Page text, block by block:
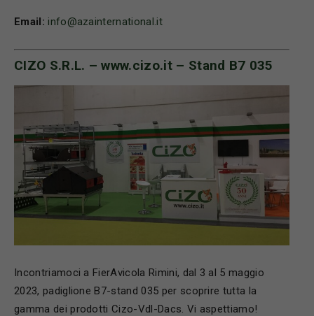
Email: info@azainternational.it
CIZO S.R.L. –www.cizo.it – Stand B7 035
Incontriamoci a FierAvicola Rimini, dal 3 al 5 maggio
2023, padiglione B7-stand 035 per scoprire tutta la
gamma dei prodotti Cizo-Vdl-Dacs. Vi aspettiamo!